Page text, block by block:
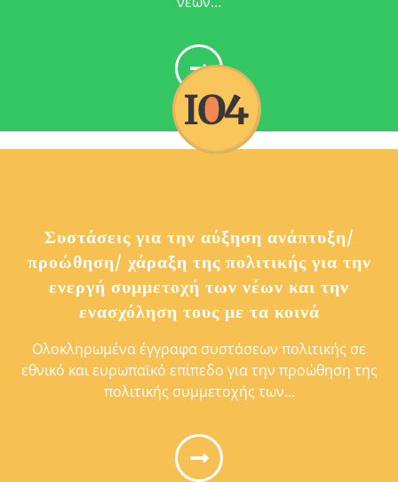
Συστάσεις για την αύξηση ανάπτυξη/
προώθηση/ χάραξη της πολιτικής για την
ενεργή συμμετοχή των νέων και την
ενασχόληση τους με τα κοινά
Ολοκληρωμένα έγγραφα συστάσεων πολιτικής σε
εθνικό και ευρωπαϊκό επίπεδο για την προώθηση της
πολιτικής συμμετοχής των…